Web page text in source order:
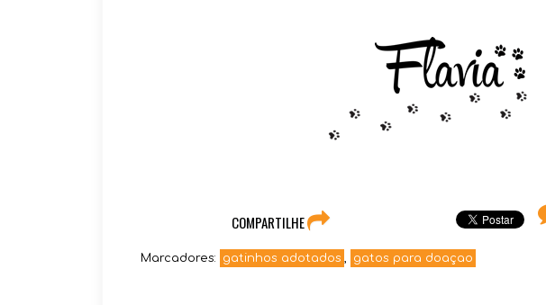
COMPARTILHE
Marcadores: gatinhos adotados , gatos para doaçao